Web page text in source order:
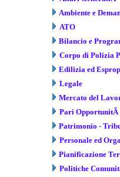
Ambiente e
ATO
Bilancio e
Corpo di Polizia
Edilizia ed
Legale
Mercato del
Pari OpportunitÃ
Patrimonio -
Personale ed
Pianificazione
Politiche